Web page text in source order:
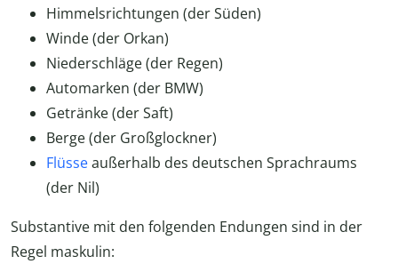
Himmelsrichtungen (der Süden)
Winde (der Orkan)
Niederschläge (der Regen)
Automarken (der BMW)
Getränke (der Saft)
Berge (der Großglockner)
Flüsseaußerhalb des deutschen Sprachraums
(der Nil)
Substantive mit den folgenden Endungen sind in der
Regel maskulin: